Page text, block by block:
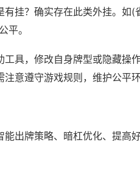
挂？确实存在此类外挂。如(
平。
具，修改自身牌型或隐藏操
意遵守游戏规则，维护公平环
出牌策略、暗杠优化、提高